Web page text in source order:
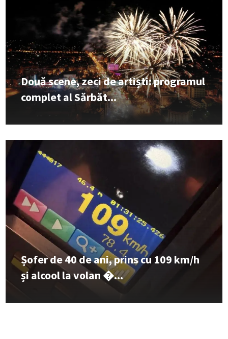
Două scene, zeci de artiști: programul
complet al Sărbăt...
Șofer de 40 de ani, prins cu 109 km/h
și alcool la volan �...